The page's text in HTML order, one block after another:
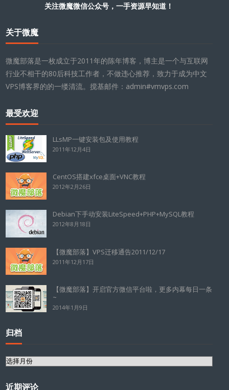
关注微魔微信公众号，一手资源早知道！
关于微魔
微魔部落是一枚成立于2011年的陈年博客，博主是一个与互联网
行业不相干的80后科技工作者，不做违心推荐，致力于成为中文
VPS博客界的的一缕清流。搅基邮件：admin#vmvps.com
最受欢迎
LLsMP一键安装包及使用教程
2011年12月4日
CentOS搭建xfce桌面+VNC教程
2012年2月26日
Debian下手动安装LiteSpeed+PHP+MySQL教程
2012年8月18日
【微魔部落】VPS迁移通告2011/12/17
2011年12月17日
【微魔部落】开启官方微信平台啦，更多内幕每日一条
~
2014年1月9日
归档
归
近期评论